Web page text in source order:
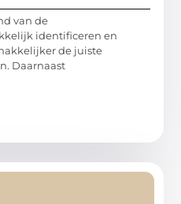
van de
identificeren en
de juiste
Daarnaast